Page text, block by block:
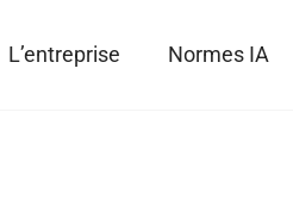
L’entreprise Normes IA